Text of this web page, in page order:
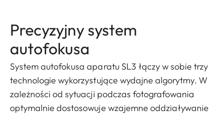
Precyzyjny system
autofokusa
System autofokusa aparatu SL3 łączy w sobie trzy
technologie wykorzystujące wydajne algorytmy. W
zależności od sytuacji podczas fotografowania
optymalnie dostosowuje wzajemne oddziaływanie